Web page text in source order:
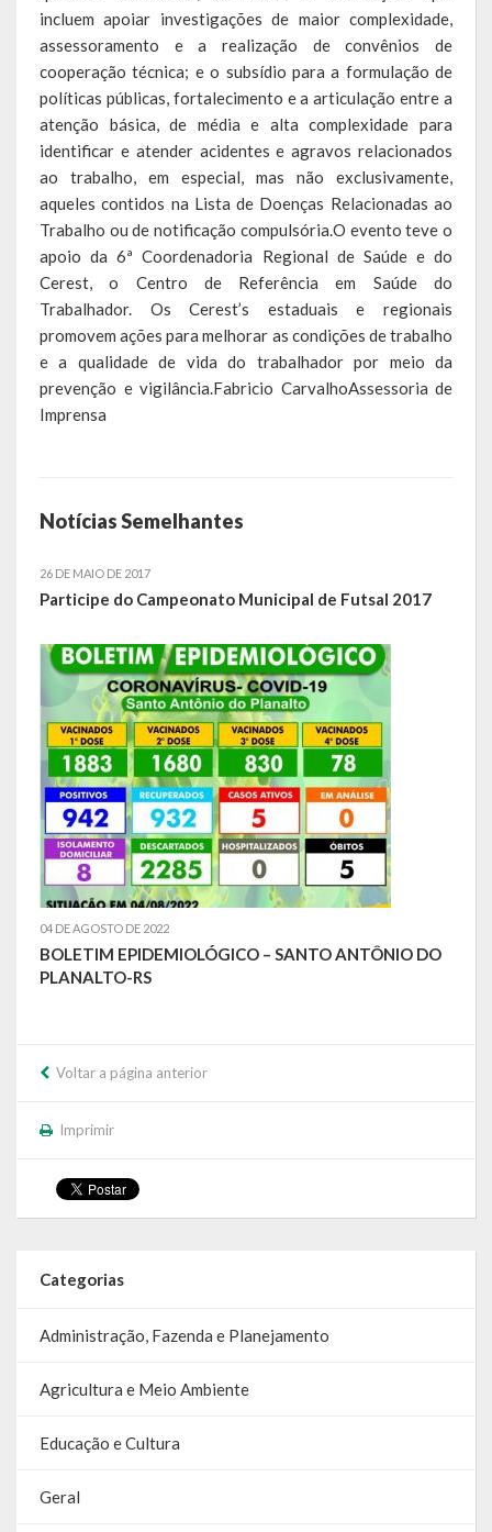
Cultura e Turismo
Calendário de Eventos
Galeria de Fotos
Publicações
Conselhos Municipais
Planos
Contas Públicas
Demonstrativos Contábeis
Leis e Decretos
Relatório Circunstanciado
RPPS
RGF
RREO
Publicações Diversas
Eleições Conselho Tutelar
Licitações
Transparência
SIC
Processo Seletivo
incluem apoiar investigações de maior complexidade,
assessoramento e a realização de convênios de
cooperação técnica; e o subsídio para a formulação de
políticas públicas, fortalecimento e a articulação entre a
atenção básica, de média e alta complexidade para
identificar e atender acidentes e agravos relacionados
ao trabalho, em especial, mas não exclusivamente,
aqueles contidos na Lista de Doenças Relacionadas ao
Trabalho ou de notificação compulsória.O evento teve o
apoio da 6ª Coordenadoria Regional de Saúde e do
Cerest, o Centro de Referência em Saúde do
Trabalhador. Os Cerest’s estaduais e regionais
promovem ações para melhorar as condições de trabalho
e a qualidade de vida do trabalhador por meio da
prevenção e vigilância.Fabricio CarvalhoAssessoria de
Imprensa
Notícias Semelhantes
26 DE MAIO DE 2017
Participe do Campeonato Municipal de Futsal 2017
04 DE AGOSTO DE 2022
BOLETIM EPIDEMIOLÓGICO – SANTO ANTÔNIO DO
PLANALTO-RS
Voltar a página anterior
Imprimir
Categorias
Administração, Fazenda e Planejamento
Agricultura e Meio Ambiente
Educação e Cultura
Geral